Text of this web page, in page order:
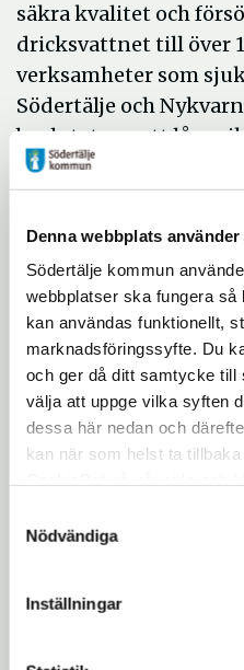
Denna webbplats
Södertälje kommun
webbplatser ska fungera
kan användas funktionellt,
marknadsföringssyfte. Du
och ger då ditt samtycke
välja att uppge vilka syften
dessa här nedan och
kan när som helst ta
kakorna används och hur
Nödvändiga
Inställningar
säkra kvalitet och
dricksvattnet till över
verksamheter som
Södertälje och
beslutet ger ett
dricksvatten, säger
VA på Telge Nät.
Vattenskyddsområdet
Södertälje, Ekerö,
kommuner. Berörda
informerade och även
uttala sig om
beslutet. Beslutet har
Länsstyrelserna i
Södermanlands län.
föreskrifter som
vissa typer av
petroleumprodukter